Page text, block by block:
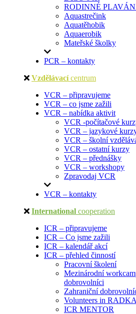
RODINNÉ
Aquastrečink
Aquatěhobik
Aquaerobik
Mateřské školky
PCR – kontakty
Vzdělávací centrum
VCR – připravujeme
VCR – co jsme zažili
VCR – nabídka aktivit
VCR -počítačové
VCR – jazykové
VCR – školní
VCR – ostatní kurzy
VCR – přednášky
VCR – workshopy
Zpravodaj VCR
VCR – kontakty
International cooperation
ICR – připravujeme
ICR – Co jsme zažili
ICR – kalendář akcí
ICR – přehled činností
Pracovní školení
Mezinárodní
dobrovolníci
Zahraniční
Volunteers in
ICR MENTOR